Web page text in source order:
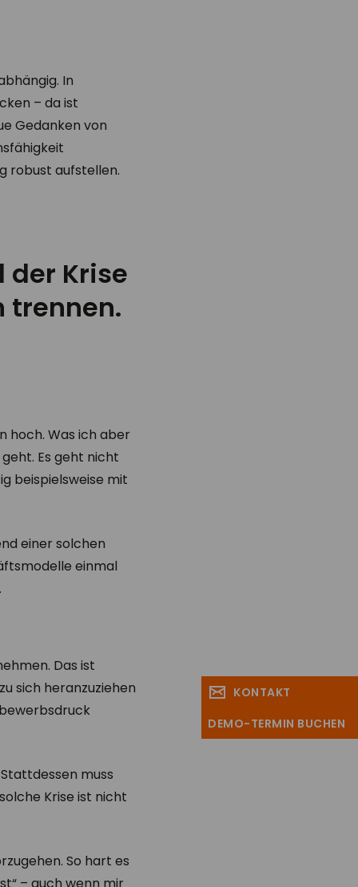
In
– da ist
Gedanken von
robust aufstellen.
der Krise
trennen.
hoch. Was ich aber
Es geht nicht
beispielsweise mit
einer solchen
einmal
Das ist
sich heranzuziehen
muss
Krise ist nicht
So hart es
KONTAKT
DEMO-TERMIN BUCHEN